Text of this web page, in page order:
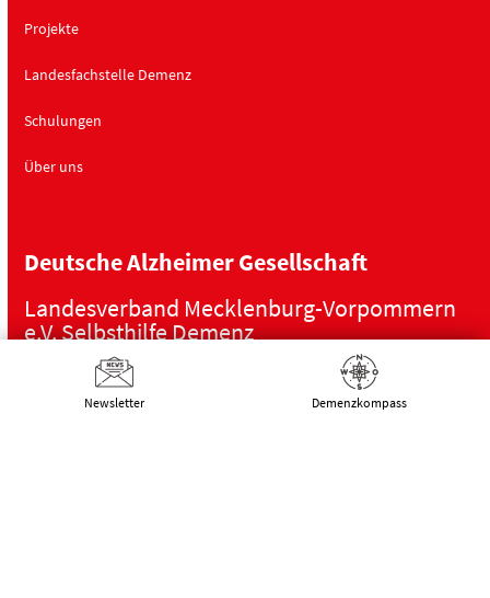
Projekte
Landesfachstelle Demenz
Schulungen
Über uns
Deutsche Alzheimer Gesellschaft
Landesverband Mecklenburg-Vorpommern
e.V. Selbsthilfe Demenz
Schwaaner Landstraße 10
18055 Rostock
Newsletter Demenz­kompass